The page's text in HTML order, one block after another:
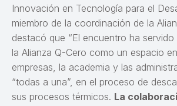
Innovación en Tecnología para el
miembro de la coordinación de la
destacó que “El encuentro ha
la Alianza Q-Cero como un espacio
empresas, la academia y las
“todas a una”, en el proceso de
sus procesos térmicos. La